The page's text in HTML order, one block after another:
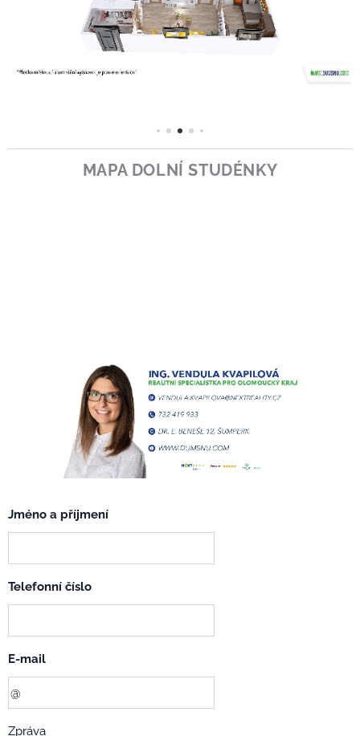
MAPA DOLNÍ STUDÉNKY
Jméno a příjmení
Telefonní číslo
E-mail
Zpráva